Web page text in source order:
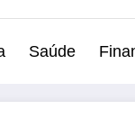
Saúde